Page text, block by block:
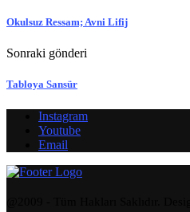
Okulsuz Ressam; Avni Lifij
Sonraki gönderi
Tabloya Sansür
Instagram
Youtube
Email